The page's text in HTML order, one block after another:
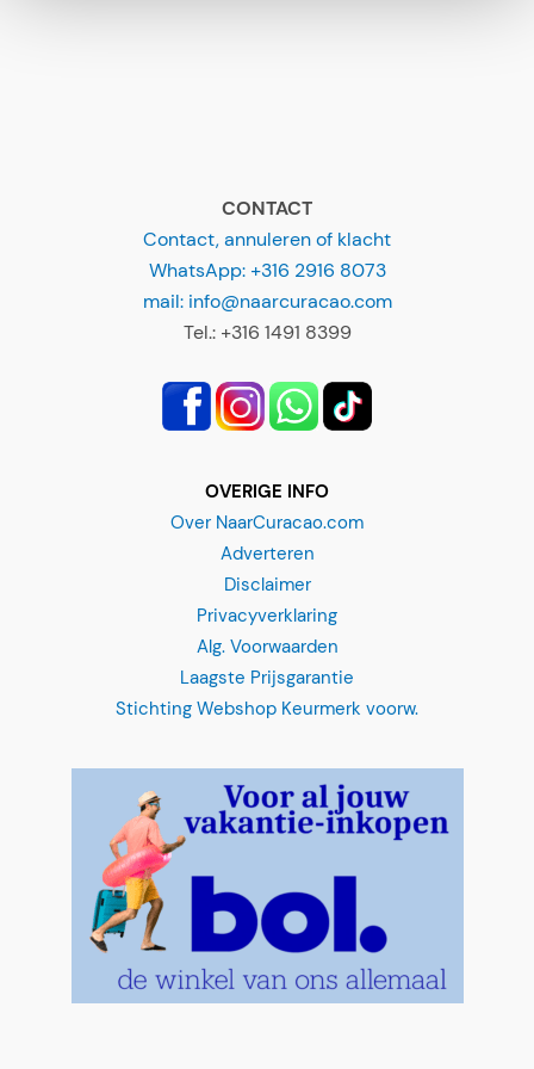
CONTACT
Contact, annuleren of klacht
WhatsApp: +316 2916 8073
mail: info@naarcuracao.com
Tel.: +316 1491 8399
OVERIGE INFO
Over NaarCuracao.com
Adverteren
Disclaimer
Privacyverklaring
Alg. Voorwaarden
Laagste Prijsgarantie
Stichting Webshop Keurmerk voorw.